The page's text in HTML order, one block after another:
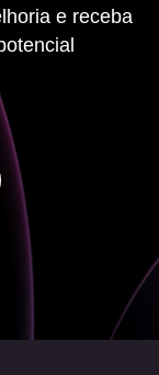
e receba